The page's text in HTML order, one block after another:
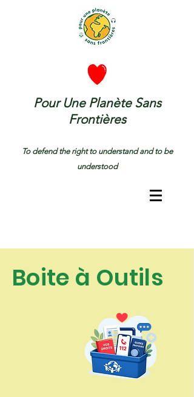
Pour Une Planète Sans
Frontières
To defend the right to understand and to be
understood
Boite à Outils